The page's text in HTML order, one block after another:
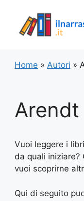
contenuto
Home » Autori »
Arendt
Vuoi leggere i
da quali iniziare?
vuoi scoprirne
Qui di seguito